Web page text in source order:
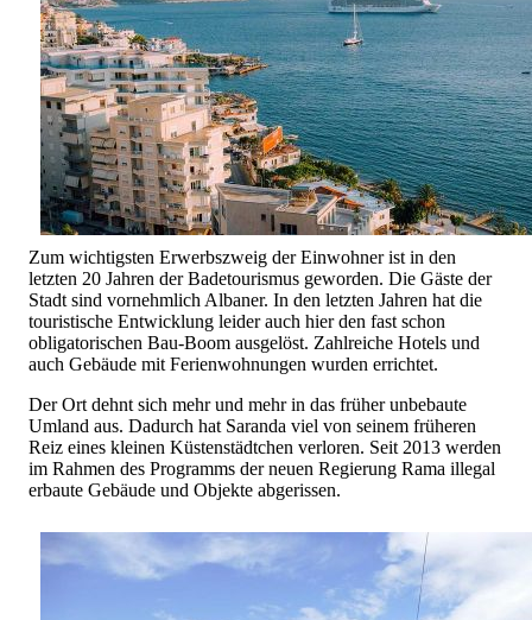
Zum wichtigsten Erwerbszweig der Einwohner ist in den
letzten 20 Jahren der Badetourismus geworden. Die Gäste der
Stadt sind vornehmlich Albaner. In den letzten Jahren hat die
touristische Entwicklung leider auch hier den fast schon
obligatorischen Bau-Boom ausgelöst. Zahlreiche Hotels und
auch Gebäude mit Ferienwohnungen wurden errichtet.
Der Ort dehnt sich mehr und mehr in das früher unbebaute
Umland aus. Dadurch hat Saranda viel von seinem früheren
Reiz eines kleinen Küstenstädtchen verloren. Seit 2013 werden
im Rahmen des Programms der neuen Regierung Rama illegal
erbaute Gebäude und Objekte abgerissen.